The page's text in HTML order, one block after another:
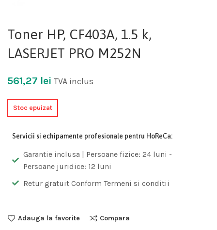
Toner HP, CF403A, 1.5 k,
LASERJET PRO M252N
561,27 lei TVA inclus
Stoc epuizat
Servicii si echipamente profesionale pentru HoReCa:
Garantie inclusa | Persoane fizice: 24 luni -
Persoane juridice: 12 luni
Retur gratuit Conform Termeni si conditii
Adauga la favorite Compara